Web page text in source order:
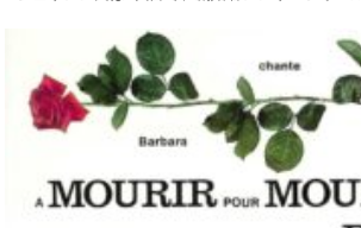
が、世界のリボン [...]